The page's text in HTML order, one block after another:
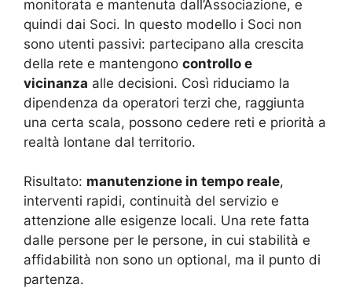
monitorata e mantenuta dall’Associazione, e
quindi dai Soci. In questo modello i Soci non
sono utenti passivi: partecipano alla crescita
della rete e mantengono controllo e
vicinanza alle decisioni. Così riduciamo la
dipendenza da operatori terzi che, raggiunta
una certa scala, possono cedere reti e priorità a
realtà lontane dal territorio.
Risultato: manutenzione in tempo reale,
interventi rapidi, continuità del servizio e
attenzione alle esigenze locali. Una rete fatta
dalle persone per le persone, in cui stabilità e
affidabilità non sono un optional, ma il punto di
partenza.